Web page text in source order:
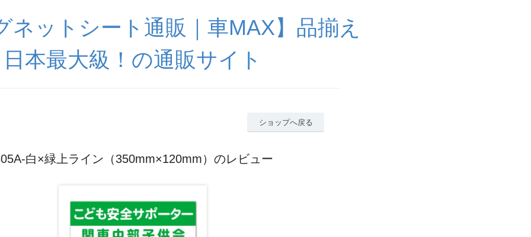
ネットシート通販｜車MAX】品揃え
日本最大級！の通販サイト
ショップへ戻る
白×緑上ライン（350mm×120mm）のレビュー